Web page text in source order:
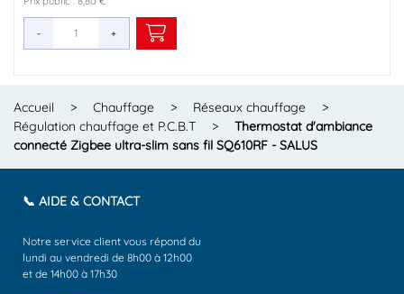
- +
- +
- +
- +
- +
- +
- +
- +
- +
- +
- +
- +
- +
Accueil > Chauffage > Réseaux chauffage
>
Régulation chauffage et P.C.B.T
>
Thermostat d'ambiance
connecté Zigbee ultra-slim sans fil SQ610RF - SALUS
📞 AIDE & CONTACT
Notre service client vous répond du
lundi au vendredi de 8h00 à 12h00
et de 14h00 à 17h30